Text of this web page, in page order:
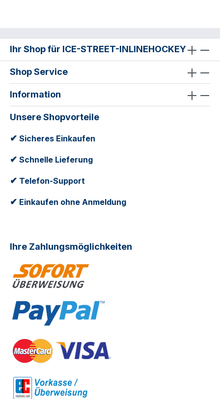
Ihr Shop für ICE-STREET-INLINEHOCKEY
Shop Service
Information
Unsere Shopvorteile
✔ Sicheres Einkaufen
✔ Schnelle Lieferung
✔ Telefon-Support
✔ Einkaufen ohne Anmeldung
Ihre Zahlungsmöglichkeiten